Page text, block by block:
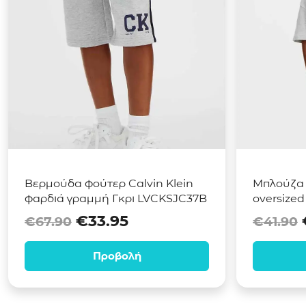
Βερμούδα φούτερ Calvin Klein
φαρδιά γραμμή Γκρι LVCKSJC37B
€67.90 Original price was: €67.90.
€33.95Η τρέχουσα τιμή
Προβολή
Μπλούζα
oversized
€41.90